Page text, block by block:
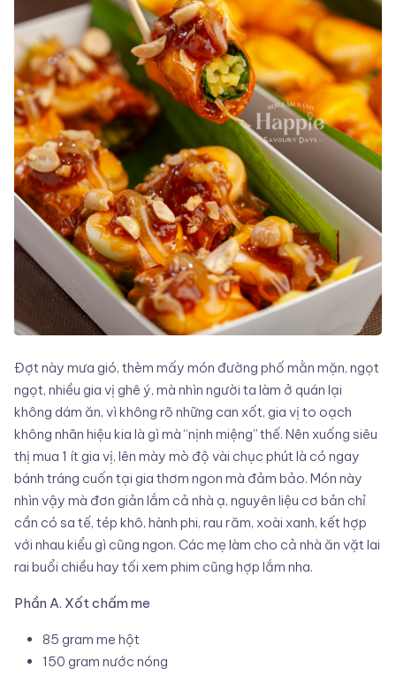
Đợt này mưa gió, thèm mấy món đường phố mằn mặn, ngọt
ngọt, nhiều gia vị ghê ý, mà nhìn người ta làm ở quán lại
không dám ăn, vì không rõ những can xốt, gia vị to oạch
không nhãn hiệu kia là gì mà “nịnh miệng” thế. Nên xuống siêu
thị mua 1 ít gia vị, lên mày mò độ vài chục phút là có ngay
bánh tráng cuốn tại gia thơm ngon mà đảm bảo. Món này
nhìn vậy mà đơn giản lắm cả nhà ạ, nguyên liệu cơ bản chỉ
cần có sa tế, tép khô, hành phi, rau răm, xoài xanh, kết hợp
với nhau kiểu gì cũng ngon. Các mẹ làm cho cả nhà ăn vặt lai
rai buổi chiều hay tối xem phim cũng hợp lắm nha.
Phần A. Xốt chấm me
85 gram me hột
150 gram nước nóng